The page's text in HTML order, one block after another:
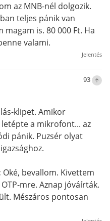
az MNB-nél dolgozik.
teljes pánik van
is. 80 000 Ft. Ha
valami.
Jelentés
93
klipet. Amikor
a mikrofont... az
pánik. Puzsér olyat
Oké, bevallom. Kivettem
mre. Aznap jóváírták.
Mészáros pontosan